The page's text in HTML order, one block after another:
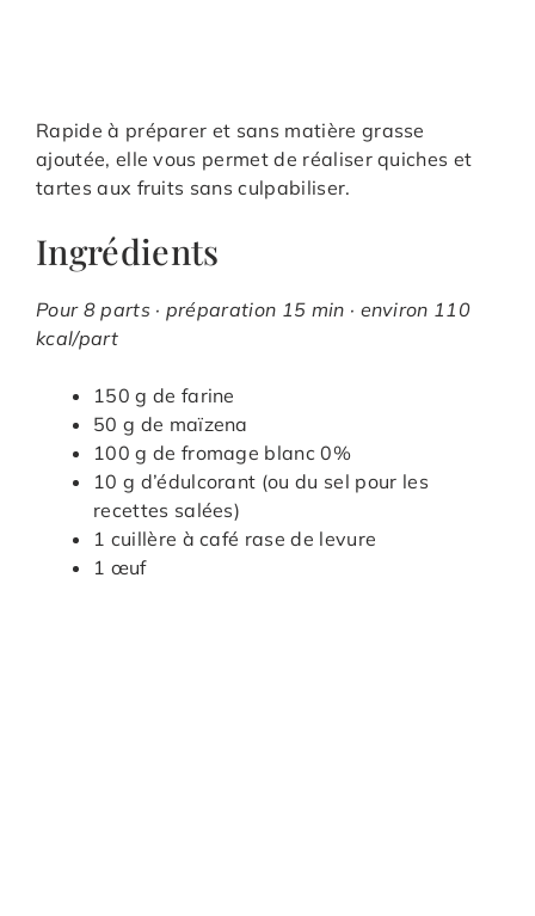
Rapide à préparer et sans matière grasse
ajoutée, elle vous permet de réaliser quiches et
tartes aux fruits sans culpabiliser.
Ingrédients
Pour 8 parts · préparation 15 min · environ 110
kcal/part
150 g de farine
50 g de maïzena
100 g de fromage blanc 0%
10 g d’édulcorant (ou du sel pour les
recettes salées)
1 cuillère à café rase de levure
1 œuf